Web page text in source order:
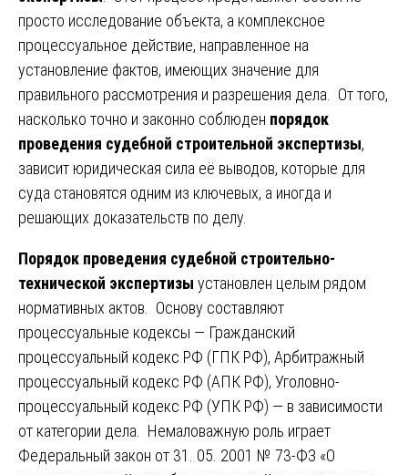
просто исследование объекта, а комплексное
процессуальное действие, направленное на
установление фактов, имеющих значение для
правильного рассмотрения и разрешения дела. От того,
насколько точно и законно соблюден порядок
проведения судебной строительной экспертизы,
зависит юридическая сила её выводов, которые для
суда становятся одним из ключевых, а иногда и
решающих доказательств по делу.
Порядок проведения судебной строительно-
технической экспертизы установлен целым рядом
нормативных актов. Основу составляют
процессуальные кодексы — Гражданский
процессуальный кодекс РФ (ГПК РФ), Арбитражный
процессуальный кодекс РФ (АПК РФ), Уголовно-
процессуальный кодекс РФ (УПК РФ) — в зависимости
от категории дела. Немаловажную роль играет
Федеральный закон от 31. 05. 2001 № 73-ФЗ «О